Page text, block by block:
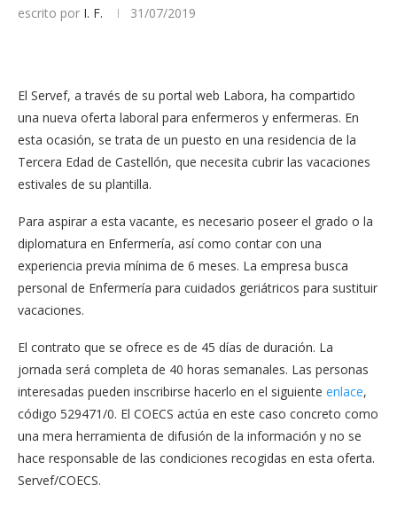
escrito por I. F. 31/07/2019
El Servef, a través de su portal web Labora, ha compartido
una nueva oferta laboral para enfermeros y enfermeras. En
esta ocasión, se trata de un puesto en una residencia de la
Tercera Edad de Castellón, que necesita cubrir las vacaciones
estivales de su plantilla.
Para aspirar a esta vacante, es necesario poseer el grado o la
diplomatura en Enfermería, así como contar con una
experiencia previa mínima de 6 meses. La empresa busca
personal de Enfermería para cuidados geriátricos para sustituir
vacaciones.
El contrato que se ofrece es de 45 días de duración. La
jornada será completa de 40 horas semanales. Las personas
interesadas pueden inscribirse hacerlo en el siguiente enlace,
código 529471/0. El COECS actúa en este caso concreto como
una mera herramienta de difusión de la información y no se
hace responsable de las condiciones recogidas en esta oferta.
Servef/COECS.